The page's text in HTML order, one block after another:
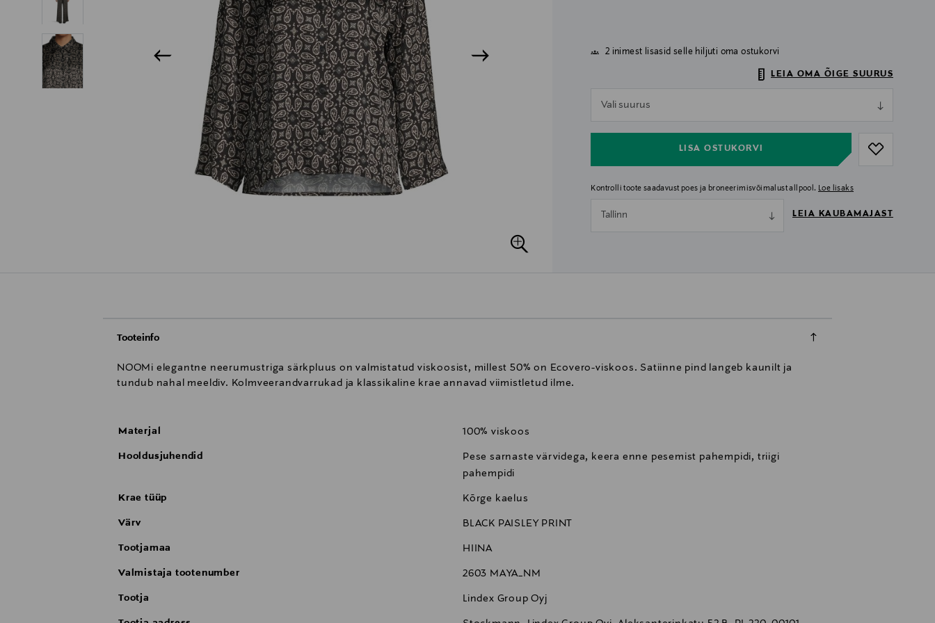
2 inimest lisasid selle hiljuti oma ostukorvi
LEIA OMA ÕIGE SUURUS
Vali suurus
LISA OSTUKORVI
Kontrolli toote saadavust poes ja broneerimisvõimalust allpool. Loe lisaks
Tallinn LEIA KAUBAMAJAST
Tooteinfo
NOOMi elegantne neerumustriga särkpluus on valmistatud viskoosist, millest 50% on Ecovero-viskoos. Satiinne pind langeb kaunilt ja
tundub nahal meeldiv. Kolmveerandvarrukad ja klassikaline krae annavad viimistletud ilme.
Materjal 100% viskoos
Hooldusjuhendid
Pese sarnaste värvidega, keera enne pesemist pahempidi, triigi
pahempidi
Krae tüüp Kõrge kaelus
Värv BLACK PAISLEY PRINT
Tootjamaa HIINA
Valmistaja tootenumber 2603 MAYA_NM
Tootja Lindex Group Oyj